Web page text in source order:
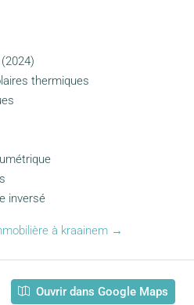
thermiques
inversé
à kraainem →
Ouvrir dans Google Maps